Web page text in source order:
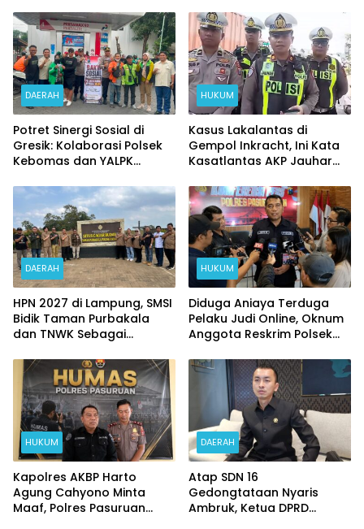
DAERAH
Potret Sinergi Sosial di
Gresik: Kolaborasi Polsek
Kebomas dan YALPK
Ojol dan Warga
HUKUM
Kasus Lakalantas di
Gempol Inkracht, Ini Kata
Kasatlantas AKP Jauhar
DAERAH
HPN 2027 di Lampung, SMSI
Bidik Taman Purbakala
dan TNWK Sebagai
HUKUM
Diduga Aniaya Terduga
Pelaku Judi Online, Oknum
Anggota Reskrim Polsek
HUKUM
Kapolres AKBP Harto
Agung Cahyono Minta
Maaf, Polres Pasuruan
DAERAH
Atap SDN 16
Gedongtataan Nyaris
Ambruk, Ketua DPRD